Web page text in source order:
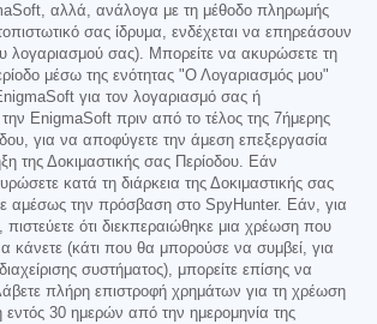
αλλά, ανάλογα με τη μέθοδο πληρωμής
σας ίδρυμα, ενδέχεται να επηρεάσουν
λογαριασμού σας). Μπορείτε να ακυρώσετε τη
μέσω της ενότητας "Ο Λογαριασμός μου"
για τον λογαριασμό σας ή
EnigmaSoft πριν από το τέλος της 7ήμερης
για να αποφύγετε την άμεση επεξεργασία
της Δοκιμαστικής σας Περίοδου. Εάν
κατά τη διάρκεια της Δοκιμαστικής σας
αμέσως την πρόσβαση στο SpyHunter. Εάν, για
ότι διεκπεραιώθηκε μια χρέωση που
κάνετε (κάτι που θα μπορούσε να συμβεί, για
συστήματος), μπορείτε επίσης να
πλήρη επιστροφή χρημάτων για τη χρέωση
εντός 30 ημερών από την ημερομηνία της